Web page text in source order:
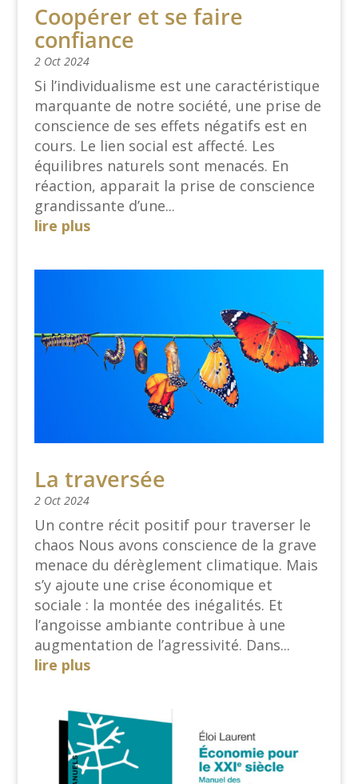
Coopérer et se faire
confiance
2 Oct 2024
Si l’individualisme est une caractéristique
marquante de notre société, une prise de
conscience de ses effets négatifs est en
cours. Le lien social est affecté. Les
équilibres naturels sont menacés. En
réaction, apparait la prise de conscience
grandissante d’une...
lire plus
La traversée
2 Oct 2024
Un contre récit positif pour traverser le
chaos Nous avons conscience de la grave
menace du dérèglement climatique. Mais
s’y ajoute une crise économique et
sociale : la montée des inégalités. Et
l’angoisse ambiante contribue à une
augmentation de l’agressivité. Dans...
lire plus